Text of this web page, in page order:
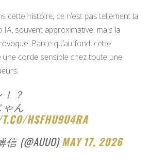
cette histoire, ce n’est pas tellement la
IA, souvent approximative, mais la
Parce qu’au fond, cette
corde sensible chez toute une
？
ん
HSFHU9U4RA
(@AUUO)MAY 17, 2026